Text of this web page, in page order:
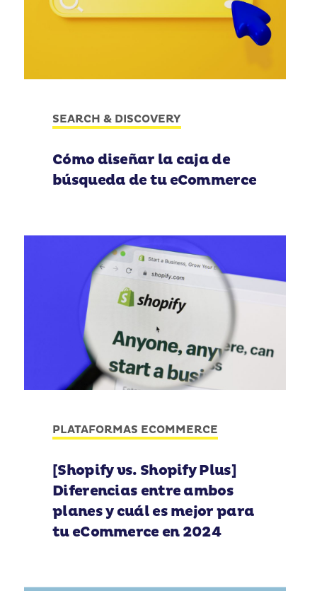
SEARCH & DISCOVERY
Cómo diseñar la caja de
búsqueda de tu eCommerce
PLATAFORMAS ECOMMERCE
[Shopify vs. Shopify Plus]
Diferencias entre ambos
planes y cuál es mejor para
tu eCommerce en 2024